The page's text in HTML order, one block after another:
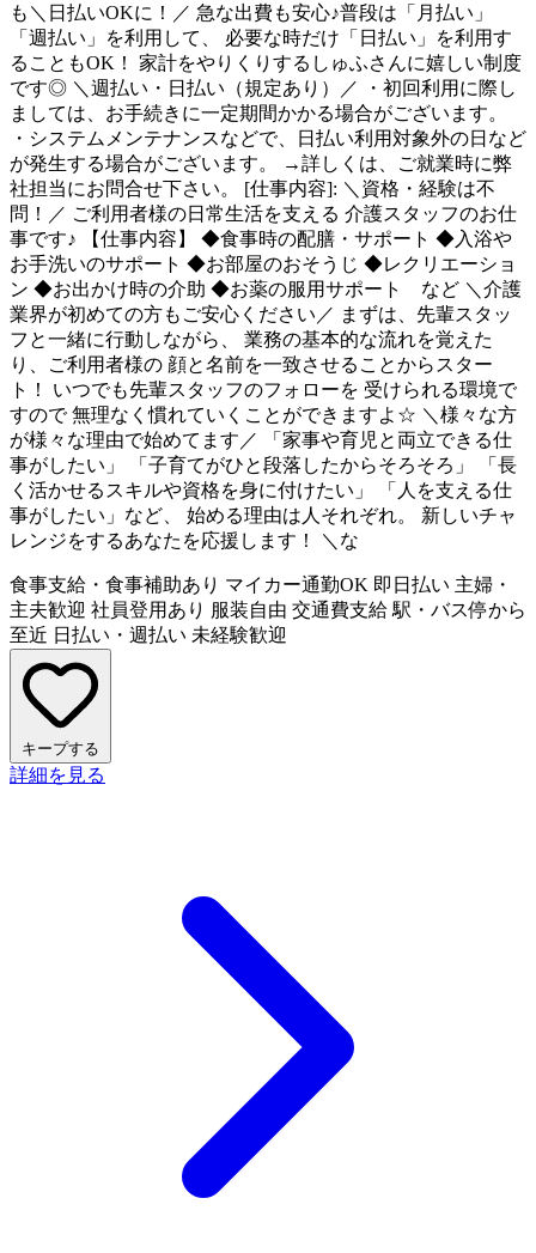
も＼日払いOKに！／ 急な出費も安心♪普段は「月払い」
「週払い」を利用して、 必要な時だけ「日払い」を利用す
ることもOK！ 家計をやりくりするしゅふさんに嬉しい制度
です◎ ＼週払い・日払い（規定あり）／ ・初回利用に際し
ましては、お手続きに一定期間かかる場合がございます。
・システムメンテナンスなどで、日払い利用対象外の日など
が発生する場合がございます。 →詳しくは、ご就業時に弊
社担当にお問合せ下さい。 [仕事内容]: ＼資格・経験は不
問！／ ご利用者様の日常生活を支える 介護スタッフのお仕
事です♪ 【仕事内容】 ◆食事時の配膳・サポート ◆入浴や
お手洗いのサポート ◆お部屋のおそうじ ◆レクリエーショ
ン ◆お出かけ時の介助 ◆お薬の服用サポート など ＼介護
業界が初めての方もご安心ください／ まずは、先輩スタッ
フと一緒に行動しながら、 業務の基本的な流れを覚えた
り、ご利用者様の 顔と名前を一致させることからスター
ト！ いつでも先輩スタッフのフォローを 受けられる環境で
すので 無理なく慣れていくことができますよ☆ ＼様々な方
が様々な理由で始めてます／ 「家事や育児と両立できる仕
事がしたい」 「子育てがひと段落したからそろそろ」 「長
く活かせるスキルや資格を身に付けたい」 「人を支える仕
事がしたい」など、 始める理由は人それぞれ。 新しいチャ
レンジをするあなたを応援します！ ＼な
食事支給・食事補助あり マイカー通勤OK 即日払い 主婦・
主夫歓迎 社員登用あり 服装自由 交通費支給 駅・バス停から
至近 日払い・週払い 未経験歓迎
キープする
詳細を見る